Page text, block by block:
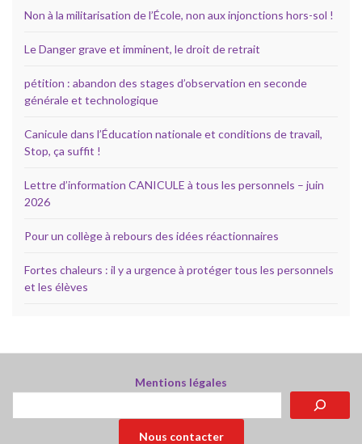
Non à la militarisation de l’École, non aux injonctions hors-sol !
Le Danger grave et imminent, le droit de retrait
pétition : abandon des stages d’observation en seconde
générale et technologique
Canicule dans l’Éducation nationale et conditions de travail,
Stop, ça suffit !
Lettre d’information CANICULE à tous les personnels – juin
2026
Pour un collège à rebours des idées réactionnaires
Fortes chaleurs : il y a urgence à protéger tous les personnels
et les élèves
Mentions légales
Nous contacter